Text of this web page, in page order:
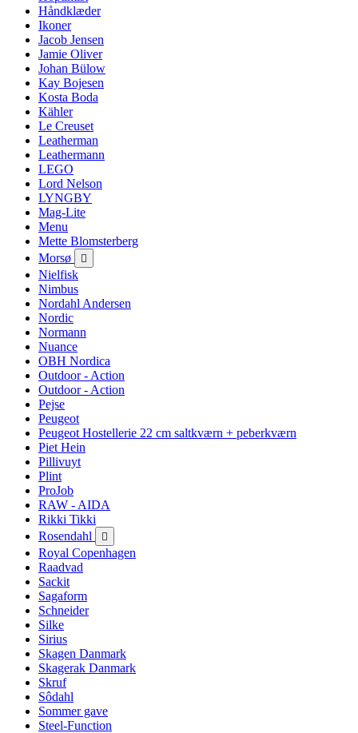
Håndklæder
Ikoner
Jacob Jensen
Jamie Oliver
Johan Bülow
Kay Bojesen
Kosta Boda
Kähler
Le Creuset
Leatherman
Leathermann
LEGO
Lord Nelson
LYNGBY
Mag-Lite
Menu
Mette Blomsterberg
Morsø

Nielfisk
Nimbus
Nordahl Andersen
Nordic
Normann
Nuance
OBH Nordica
Outdoor - Action
Outdoor - Action
Pejse
Peugeot
Peugeot Hostellerie 22 cm saltkværn + peberkværn
Piet Hein
Pillivuyt
Plint
ProJob
RAW - AIDA
Rikki Tikki
Rosendahl

Royal Copenhagen
Raadvad
Sackit
Sagaform
Schneider
Silke
Sirius
Skagen Danmark
Skagerak Danmark
Skruf
Sôdahl
Sommer gave
Steel-Function